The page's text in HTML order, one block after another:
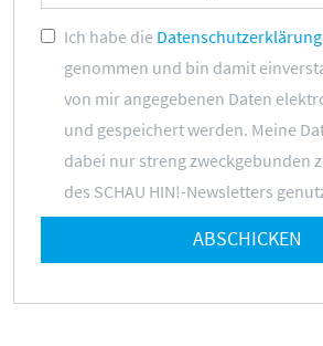
Ich habe die Datenschutzerklärung
genommen und bin damit
von mir angegebenen Daten
und gespeichert werden. Meine
dabei nur streng zweckgebunden
des SCHAU HIN!-Newsletters
ABSCHICKEN
SERVICE:
Elternangebote
Online-Game
Materialien
Medienquiz